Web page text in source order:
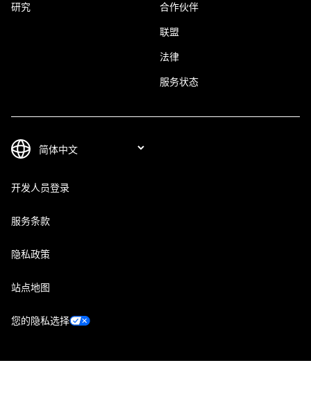
研究 合作伙伴
联盟
法律
服务状态
开发人员登录
服务条款
隐私政策
站点地图
您的隐私选择